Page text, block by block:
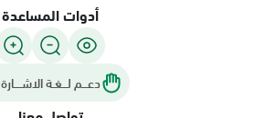
أدوات المساعدة
دعـــم لـــغـة الاشــــارة